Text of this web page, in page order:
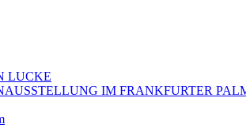
LUCKE
IM FRANKFURTER